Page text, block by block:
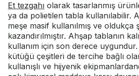
Et tezgahı olarak tasarlanmış
ya da polietilen tabla kullanılabilir.
meşe masif kullanılmış ve oldukça
kazandırılmıştır. Ahşap tablanın
kullanım için son derece
kütüğü çeşitleri de tercihe bağlı
kullanışlı ve hijyenik